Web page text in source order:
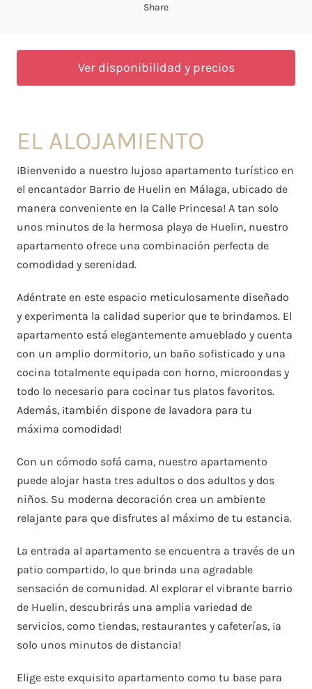
Share
Ver disponibilidad y precios
EL ALOJAMIENTO
¡Bienvenido a nuestro lujoso apartamento turístico en
el encantador Barrio de Huelin en Málaga, ubicado de
manera conveniente en la Calle Princesa! A tan solo
unos minutos de la hermosa playa de Huelin, nuestro
apartamento ofrece una combinación perfecta de
comodidad y serenidad.
Adéntrate en este espacio meticulosamente diseñado
y experimenta la calidad superior que te brindamos. El
apartamento está elegantemente amueblado y cuenta
con un amplio dormitorio, un baño sofisticado y una
cocina totalmente equipada con horno, microondas y
todo lo necesario para cocinar tus platos favoritos.
Además, ¡también dispone de lavadora para tu
máxima comodidad!
Con un cómodo sofá cama, nuestro apartamento
puede alojar hasta tres adultos o dos adultos y dos
niños. Su moderna decoración crea un ambiente
relajante para que disfrutes al máximo de tu estancia.
La entrada al apartamento se encuentra a través de un
patio compartido, lo que brinda una agradable
sensación de comunidad. Al explorar el vibrante barrio
de Huelin, descubrirás una amplia variedad de
servicios, como tiendas, restaurantes y cafeterías, ¡a
solo unos minutos de distancia!
Elige este exquisito apartamento como tu base para